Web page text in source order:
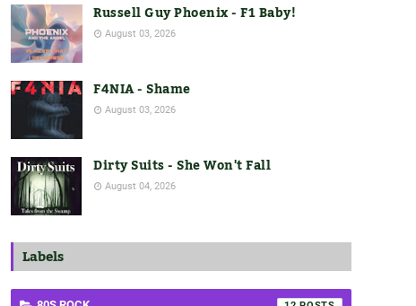
Russell Guy Phoenix - F1 Baby!
August 03, 2026
F4NIA - Shame
August 03, 2026
Dirty Suits - She Won't Fall
August 04, 2026
Labels